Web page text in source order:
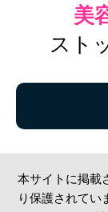
美
スト
本サイトに掲載
り保護されてい